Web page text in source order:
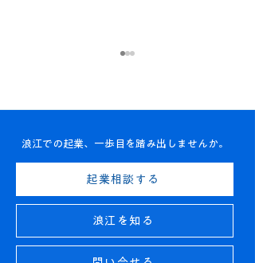
【お知らせ】「アクセラ
レータープログラム 26年
上期」募集開始しまし
た！
浪江での起業、一歩目を踏み出しませんか。
起業相談する
浪江を知る